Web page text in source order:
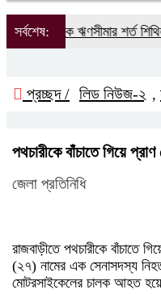
সর্বশেষ:
গ্রাহক ঋণসীমার শর্ত শিথিল
প্রচ্ছদ / লিড নিউজ-২ ,
পথচারীকে বাঁচাতে গিয়ে
জেলা প্রতিনিধি
রাজবাড়ীতে পথচারীকে বাঁচাতে
(২৭) নামের এক সেনাসদস্য
মোটরসাইকেলের চালক আহত